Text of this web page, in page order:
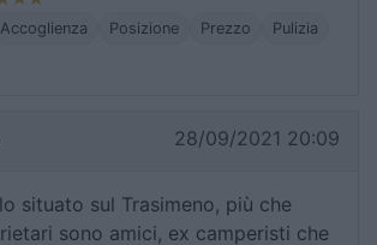
Accoglienza Posizione Prezzo
Pulizia
28/09/2021 20:09
situato sul Trasimeno, più che
sono amici, ex camperisti che